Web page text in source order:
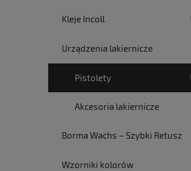
Kleje Incoll
Urządzenia lakiernicze
Pistolety
Akcesoria lakiernicze
Borma Wachs – Szybki Retusz
Wzorniki kolorów